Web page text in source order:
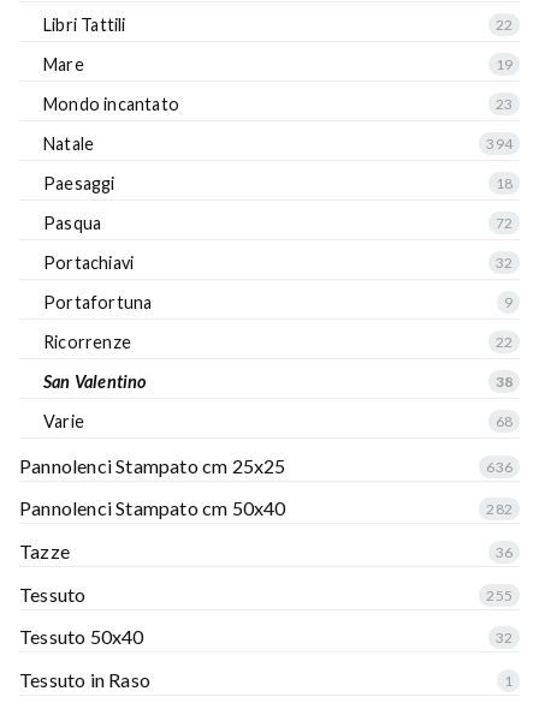
Libri Tattili 22
Mare 19
Mondo incantato 23
Natale 394
Paesaggi 18
Pasqua 72
Portachiavi 32
Portafortuna 9
Ricorrenze 22
San Valentino 38
Varie 68
Pannolenci Stampato cm 25x25 636
Pannolenci Stampato cm 50x40 282
Tazze 36
Tessuto 255
Tessuto 50x40 32
Tessuto in Raso 1